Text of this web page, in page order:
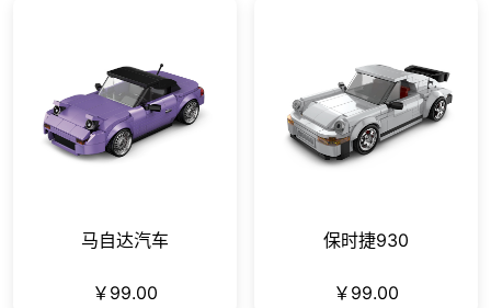
马自达汽车
￥99.00
保时捷930
￥99.00